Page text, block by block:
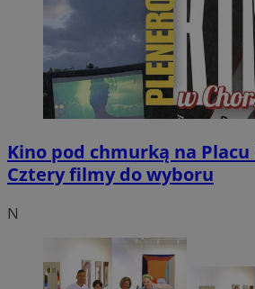
Kino pod chmurką na
Cztery filmy do wyboru
N